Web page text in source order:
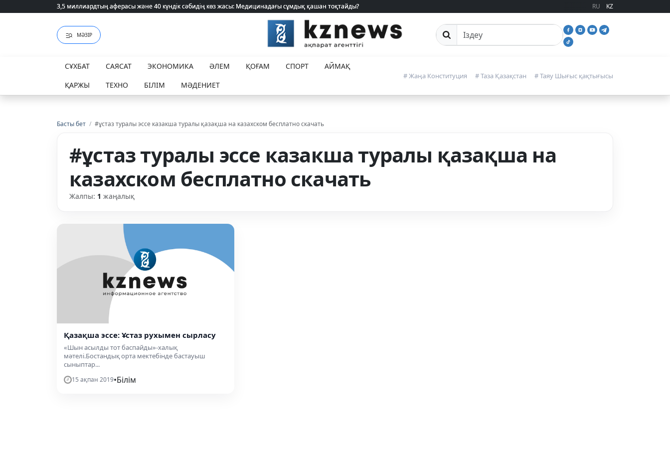
3,5 миллиардтың аферасы және 40 күндік сәбидің көз жасы: Медицинадағы сұмдық қашан тоқтайды?
3,5 миллиардтың аферасы және 40 күндік сәбидің көз жасы: Медицинадағы сұмдық қашан тоқтайды? RU KZ
МӘЗІР Сайттан іздеу
СҰХБАТ САЯСАТ ЭКОНОМИКА ӘЛЕМ ҚОҒАМ СПОРТ
АЙМАҚ
ҚАРЖЫ
ТЕХНО БІЛІМ МӘДЕНИЕТ
# Жаңа Конституция # Таза Қазақстан # Таяу Шығыс қақтығысы
Басты бет / #ұстаз туралы эссе казакша туралы қазақша на казахском бесплатно скачать
#ұстаз туралы эссе казакша туралы қазақша на
казахском бесплатно скачать
Жалпы: 1 жаңалық
Қазақша эссе: Ұстаз рухымен сырласу
«Шын асылды тот баспайды»-халық
мәтелі.Бостандық орта мектебінде бастауыш
сыныптар...
15 ақпан 2019•Білім